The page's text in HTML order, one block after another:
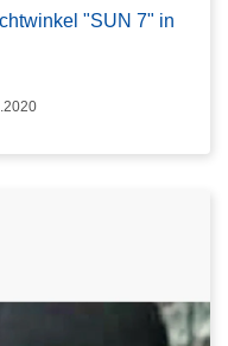
"SUN 7" in